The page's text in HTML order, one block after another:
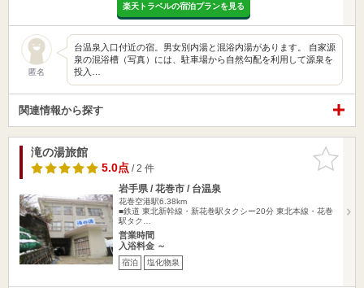
楽天トラベルの宿泊プランを見る
匿名
台温泉入口付近の宿。男女別内湯と混浴内湯があります。 自家源
泉の混浴槽（写真）には、駐車場から自然勾配を利用して源泉を
投入…
関連情報から探す
お気に入
りに追加
滝の湯旅館
5.0点/ 2 件
岩手県 / 花巻市 / 台温泉
花巻空港駅6.38km
■鉄道 東北新幹線・新花巻駅タクシー20分 東北本線・花巻
駅タク…
営業時間
入浴料金 ～
宿泊 塩化物泉